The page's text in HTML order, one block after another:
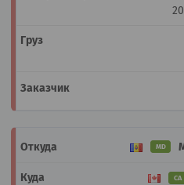
MD
CA